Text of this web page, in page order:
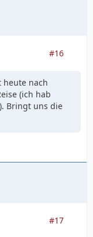
#16
heute nach
(ich hab
Bringt uns die
#17